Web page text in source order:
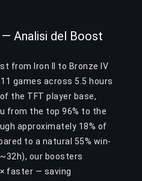
Analisi del Boost
from Iron II to Bronze IV
games across 5.5 hours
the TFT player base,
from the top 96% to the
approximately 18% of
to a natural 55% win-
our boosters
faster — saving